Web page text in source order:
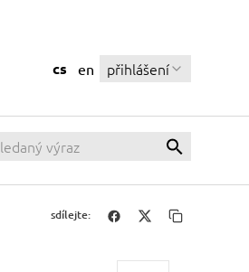
cs en přihlášení
sdílejte: